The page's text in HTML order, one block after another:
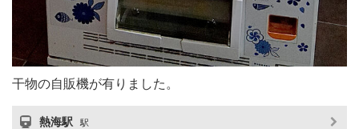
干物の自販機が有りました。
熱海駅 駅